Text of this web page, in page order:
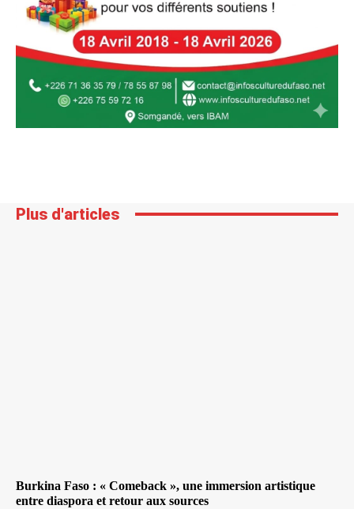
Plus d'articles
Burkina Faso : « Comeback », une immersion artistique
entre diaspora et retour aux sources